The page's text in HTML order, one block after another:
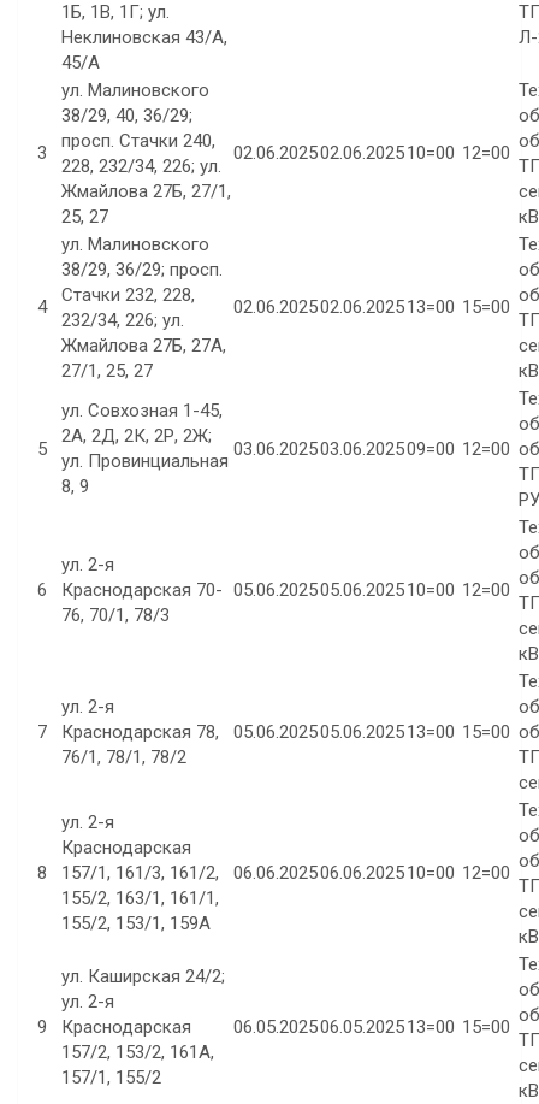
1Б, 1В, 1Г; ул.
Неклиновская 43/А,
45/А
Л-
3
ул. Малиновского
38/29, 40, 36/29;
просп. Стачки 240,
228, 232/34, 226; ул.
Жмайлова 27Б, 27/1,
25, 27
02.06.202502.06.202510=00 12=00
кВ
4
ул. Малиновского
38/29, 36/29; просп.
Стачки 232, 228,
232/34, 226; ул.
Жмайлова 27Б, 27А,
27/1, 25, 27
02.06.202502.06.202513=00 15=00
кВ
5
ул. Совхозная 1-45,
2А, 2Д, 2К, 2Р, 2Ж;
ул. Провинциальная
8, 9
03.06.202503.06.202509=00 12=00
6
ул. 2-я
Краснодарская 70-
76, 70/1, 78/3
05.06.202505.06.202510=00 12=00
кВ
7
ул. 2-я
Краснодарская 78,
76/1, 78/1, 78/2
05.06.202505.06.202513=00 15=00
8
ул. 2-я
Краснодарская
157/1, 161/3, 161/2,
155/2, 163/1, 161/1,
155/2, 153/1, 159А
06.06.202506.06.202510=00 12=00
кВ
9
ул. Каширская 24/2;
ул. 2-я
Краснодарская
157/2, 153/2, 161А,
157/1, 155/2
06.05.202506.05.202513=00 15=00
кВ